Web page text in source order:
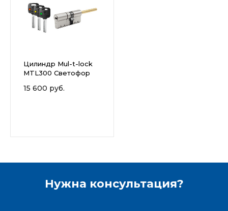
Цилиндр Mul-t-lock
MTL300 Светофор
15 600 руб.
Нужна консультация?